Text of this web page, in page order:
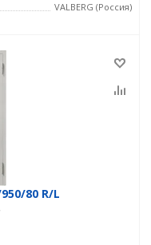
VALBERG (Россия)
Дверь ДП1-60 2050/950/80 R/L